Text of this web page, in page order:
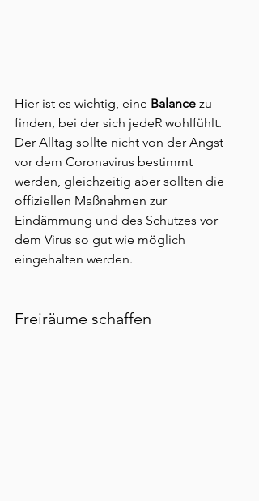
Hier ist es wichtig, eine Balance zu
finden, bei der sich jedeR wohlfühlt.
Der Alltag sollte nicht von der Angst
vor dem Coronavirus bestimmt
werden, gleichzeitig aber sollten die
offiziellen Maßnahmen zur
Eindämmung und des Schutzes vor
dem Virus so gut wie möglich
eingehalten werden.
Freiräume schaffen